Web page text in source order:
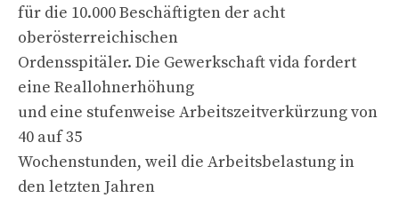
für die 10.000 Beschäftigten der acht
oberösterreichischen
Ordensspitäler. Die Gewerkschaft vida fordert
eine Reallohnerhöhung
und eine stufenweise Arbeitszeitverkürzung von
40 auf 35
Wochenstunden, weil die Arbeitsbelastung in
den letzten Jahren